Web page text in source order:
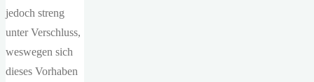
jedoch streng
unter Verschluss,
weswegen sich
dieses Vorhaben